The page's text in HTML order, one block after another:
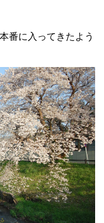
番に入ってきたよう